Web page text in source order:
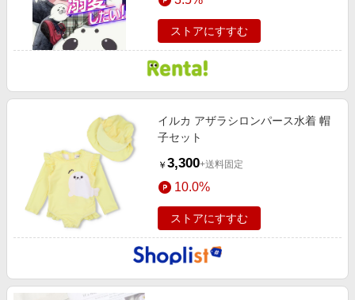
ストアにすすむ
イルカ アザラシロンパース水着 帽
子セット
￥ 3,300+送料固定
10.0%
ストアにすすむ